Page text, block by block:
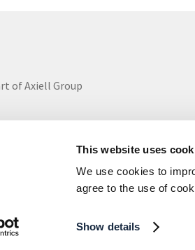
This website uses
We use cookies to
agree to the use of
Show details
of Axiell Group